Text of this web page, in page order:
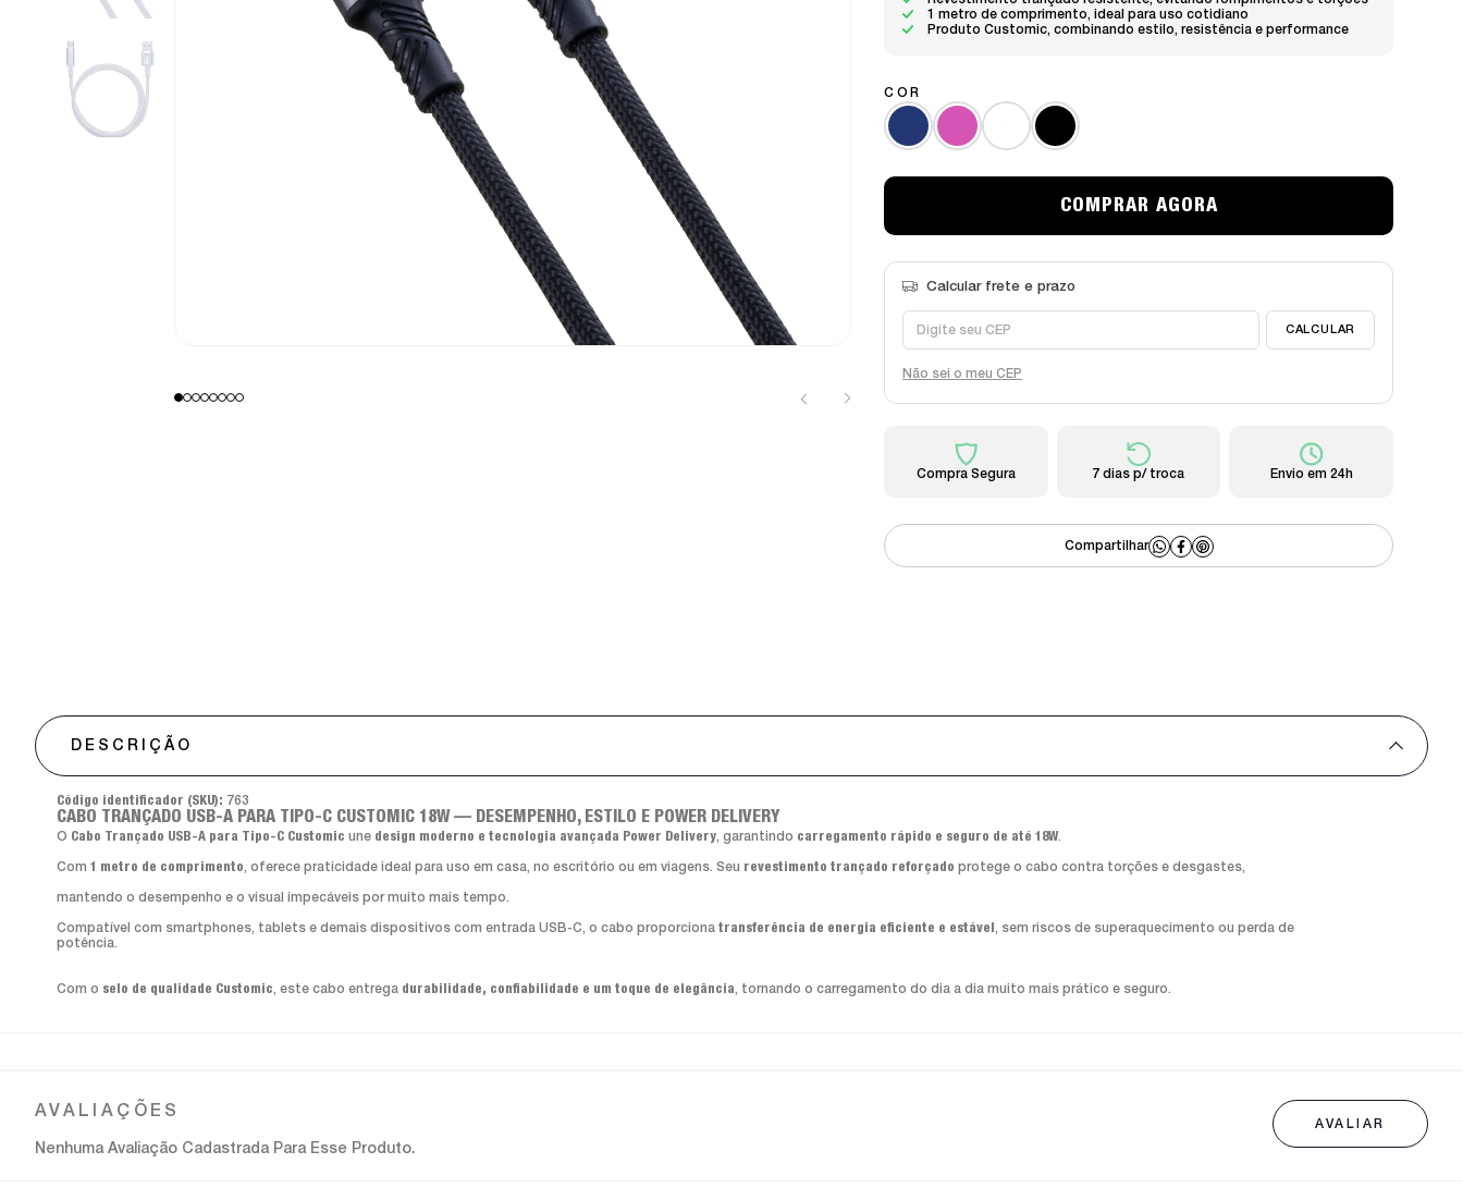
1 metro de comprimento, ideal para uso cotidiano
Produto Customic, combinando estilo, resistência e performance
COR
Não sei o meu CEP
Compra Segura 7 dias p/ troca Envio em 24h
DESCRIÇÃO
Código identificador (SKU): 763
CABO TRANÇADO USB-A PARA TIPO-C CUSTOMIC 18W — DESEMPENHO, ESTILO E POWER DELIVERY
O Cabo Trançado USB-A para Tipo-C Customic une design moderno e tecnologia avançada Power Delivery, garantindo carregamento rápido e seguro de até 18W.
Com 1 metro de comprimento, oferece praticidade ideal para uso em casa, no escritório ou em viagens. Seu revestimento trançado reforçado protege o cabo contra torções e desgastes,
mantendo o desempenho e o visual impecáveis por muito mais tempo.
Compatível com smartphones, tablets e demais dispositivos com entrada USB-C, o cabo proporciona transferência de energia eficiente e estável , sem riscos de superaquecimento ou perda de
potência.
Com o selo de qualidade Customic, este cabo entrega durabilidade, confiabilidade e um toque de elegância, tornando o carregamento do dia a dia muito mais prático e seguro.
Nenhuma Avaliação Cadastrada Para Esse Produto.